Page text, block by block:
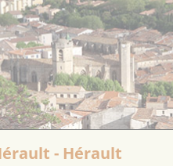
- Hérault